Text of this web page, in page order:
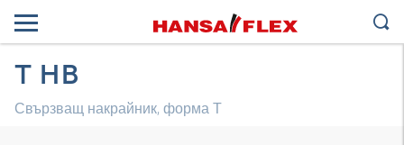
T HB
Свързващ накрайник, форма Т